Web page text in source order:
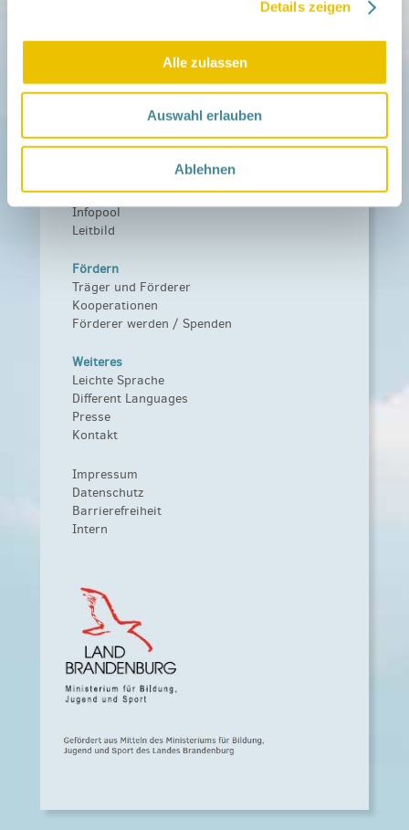
Details zeigen
Alle zulassen
Auswahl erlauben
Ablehnen
Zu deiner Region
Aktuelles
Aktuelle Termine
Über das Netzwerk
Das Familienhandbuch
Infopool
Leitbild
Fördern
Träger und Förderer
Kooperationen
Förderer werden / Spenden
Weiteres
Leichte Sprache
Different Languages
Presse
Kontakt
Impressum
Datenschutz
Barrierefreiheit
Intern